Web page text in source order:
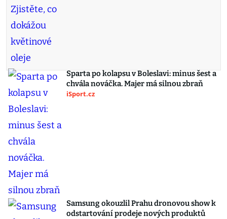
Sparta po kolapsu v Boleslavi: minus šest a
chvála nováčka. Majer má silnou zbraň
iSport.cz
Samsung okouzlil Prahu dronovou show k
odstartování prodeje nových produktů